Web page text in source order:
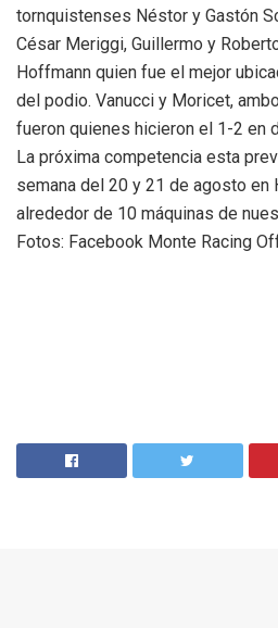
tornquistenses Néstor y Gastón
César Meriggi, Guillermo y
Hoffmann quien fue el mejor
del podio. Vanucci y Moricet,
fueron quienes hicieron el 1-2 en
La próxima competencia esta
semana del 20 y 21 de agosto en
alrededor de 10 máquinas de
Fotos: Facebook Monte Racing